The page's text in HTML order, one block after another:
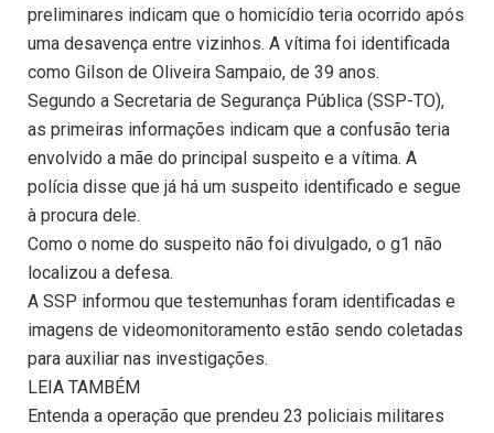
preliminares indicam que o homicídio teria ocorrido após
uma desavença entre vizinhos. A vítima foi identificada
como Gilson de Oliveira Sampaio, de 39 anos.
Segundo a Secretaria de Segurança Pública (SSP-TO),
as primeiras informações indicam que a confusão teria
envolvido a mãe do principal suspeito e a vítima. A
polícia disse que já há um suspeito identificado e segue
à procura dele.
Como o nome do suspeito não foi divulgado, o g1 não
localizou a defesa.
A SSP informou que testemunhas foram identificadas e
imagens de videomonitoramento estão sendo coletadas
para auxiliar nas investigações.
LEIA TAMBÉM
Entenda a operação que prendeu 23 policiais militares